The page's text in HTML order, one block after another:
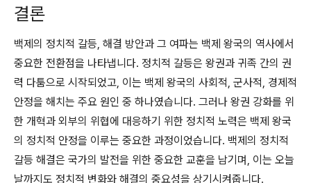
결론
백제의 정치적 갈등, 해결 방안과 그 여파는 백제 왕국의 역사에서
중요한 전환점을 나타냅니다. 정치적 갈등은 왕권과 귀족 간의 권
력 다툼으로 시작되었고, 이는 백제 왕국의 사회적, 군사적, 경제적
안정을 해치는 주요 원인 중 하나였습니다. 그러나 왕권 강화를 위
한 개혁과 외부의 위협에 대응하기 위한 정치적 노력은 백제 왕국
의 정치적 안정을 이루는 중요한 과정이었습니다. 백제의 정치적
갈등 해결은 국가의 발전을 위한 중요한 교훈을 남기며, 이는 오늘
날까지도 정치적 변화와 해결의 중요성을 상기시켜줍니다.